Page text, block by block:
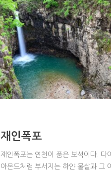
재인폭포
재인폭포는 연천이 품은 보석이다. 다이
아몬드처럼 부서지는 하얀 물살과 그